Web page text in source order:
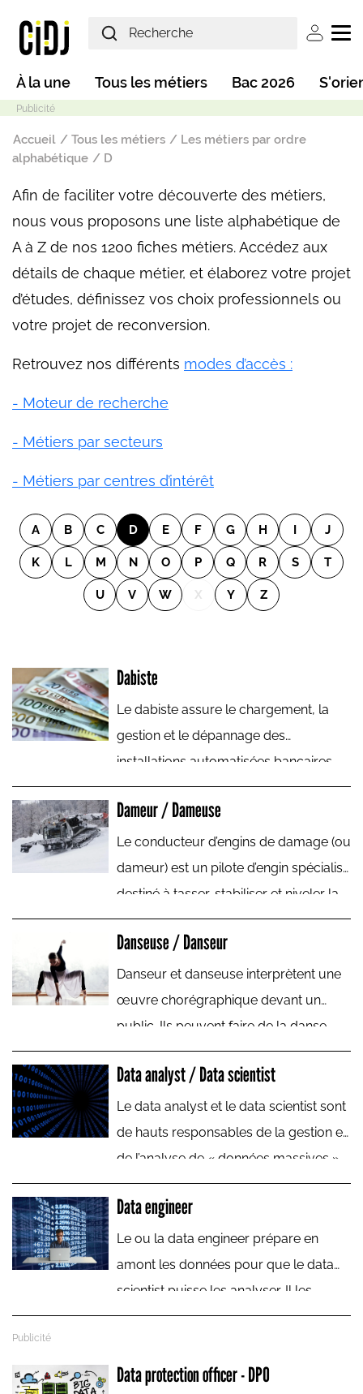
User
Main navigation
À la une Tous les métiers Bac 2026
Mode sombre
Fil d'Ariane
Accueil Tous les métiers
Les métiers par ordre
alphabétique
D
Afin de faciliter votre découverte des métiers,
nous vous proposons une liste alphabétique de
A à Z de nos 1200 fiches métiers. Accédez aux
détails de chaque métier, et élaborez votre projet
d’études, définissez vos choix professionnels ou
votre projet de reconversion.
Retrouvez nos différents modes d’accès :
- Moteur de recherche
- Métiers par secteurs
- Métiers par centres d’intérêt
A B C D E F G H J
K L M N O P Q R S T
U V W X Y Z
Dabiste
Le dabiste assure le chargement, la
gestion et le dépannage des
installations automatisées bancaires.
Dameur / Dameuse
Le conducteur d’engins de damage (ou
dameur) est un pilote d’engin spécialisé
destiné à tasser, stabiliser et niveler la
neige fraîche des pistes de ski alpin ou
nordique. En fait c’est tout le domaine
skiable qui est son champ d’activité
professionnelle.
Danseuse / Danseur
Danseur et danseuse interprètent une
œuvre chorégraphique devant un
public. Ils peuvent faire de la danse
classique ou de la danse
contemporaine. Il s'agit probablement
de l'un des métiers les plus difficiles du
spectacle vivant.
Data analyst / Data scientist
Le data analyst et le data scientist sont
de hauts responsables de la gestion et
de l’analyse de « données massives »
(big data). Ces spécialistes des chiffres,
des statistiques et des programmes
informatiques traitent les données
d'une entreprise pour en extraire les
informations susceptibles de l'aider
dans sa prise de décisions. À l'inverse
transverse, le data analyst prend en
Data engineer
Le ou la data engineer prépare en
amont les données pour que le data
scientist puisse les analyser. Il les
collecte, les stocke et organise leur
Data protection officer - DPO